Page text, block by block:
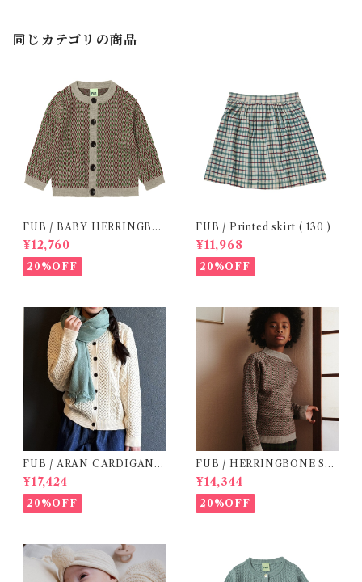
同じカテゴリの商品
FUB / BABY HERRINGBO
NE CARDIGAN (86 / 92 )
¥12,760
20%OFF
FUB / Printed skirt ( 130 )
¥11,968
20%OFF
FUB / ARAN CARDIGAN (
140 / 150 )
¥17,424
20%OFF
FUB / HERRINGBONE SW
EATER( 150 )
¥14,344
20%OFF